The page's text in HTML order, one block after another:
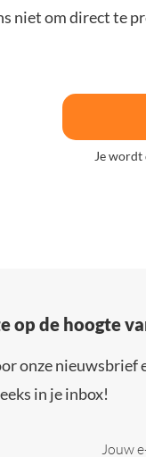
niet om direct te
Je
op de hoogte
onze
in je inbox!
Jouw